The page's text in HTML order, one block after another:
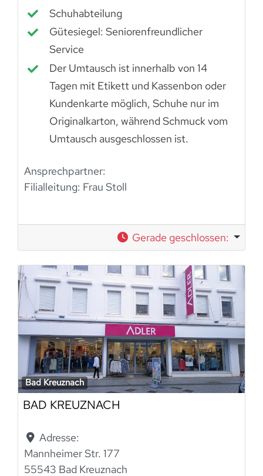
Schuhabteilung
Gütesiegel: Seniorenfreundlicher
Service
Der Umtausch ist innerhalb von 14
Tagen mit Etikett und Kassenbon oder
Kundenkarte möglich, Schuhe nur im
Originalkarton, während Schmuck vom
Umtausch ausgeschlossen ist.
Ansprechpartner:
Filialleitung: Frau Stoll
Gerade geschlossen:
Bad Kreuznach
BAD KREUZNACH
Adresse:
Mannheimer Str. 177
55543 Bad Kreuznach